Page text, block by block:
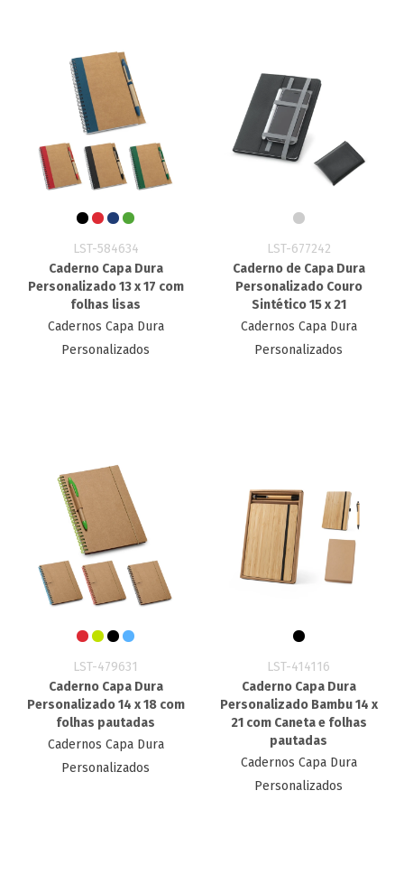
LST-584634
Caderno Capa Dura
Personalizado 13 x 17 com
folhas lisas
Cadernos Capa Dura
Personalizados
LST-677242
Caderno de Capa Dura
Personalizado Couro
Sintético 15 x 21
Cadernos Capa Dura
Personalizados
LST-479631
Caderno Capa Dura
Personalizado 14 x 18 com
folhas pautadas
Cadernos Capa Dura
Personalizados
LST-414116
Caderno Capa Dura
Personalizado Bambu 14 x
21 com Caneta e folhas
pautadas
Cadernos Capa Dura
Personalizados